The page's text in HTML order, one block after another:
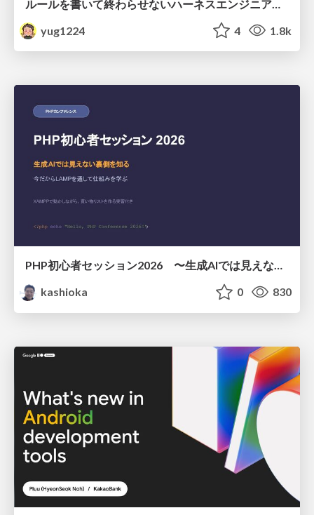
yug1224
4 1.8k
PHP初心者セッション2026 〜生成AIでは見えない裏側を知る：今だからLAMPを通して仕組みを学ぶ〜
kashioka
0 830